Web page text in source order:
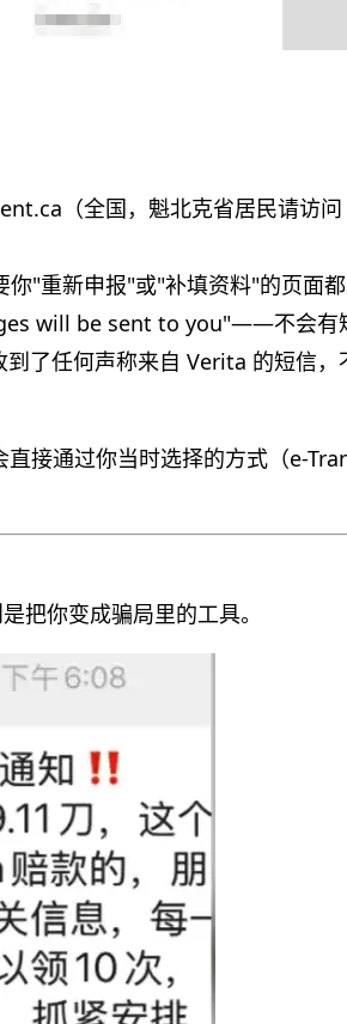
（全国，魁北克省居民请访问
"重新申报"或"补填资料"的页面
will be sent to you"——不会有
了任何声称来自 Verita 的短信，
接通过你当时选择的方式（e-
把你变成骗局里的工具。